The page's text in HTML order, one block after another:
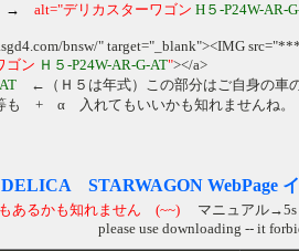
→ alt="デリカスターワゴン H５-P24W-AR-
bnsw/" target="_blank"><IMG
ゴン Ｈ５-P24W-AR-G-AT"></a>
←（Ｈ５は年式）この部分はご自身の車
も + α 入れてもいいかも知れませんね。
DELICA STARWAGON WebPage
あるかも知れません (~~)
マニュアル
please use downloading -- it